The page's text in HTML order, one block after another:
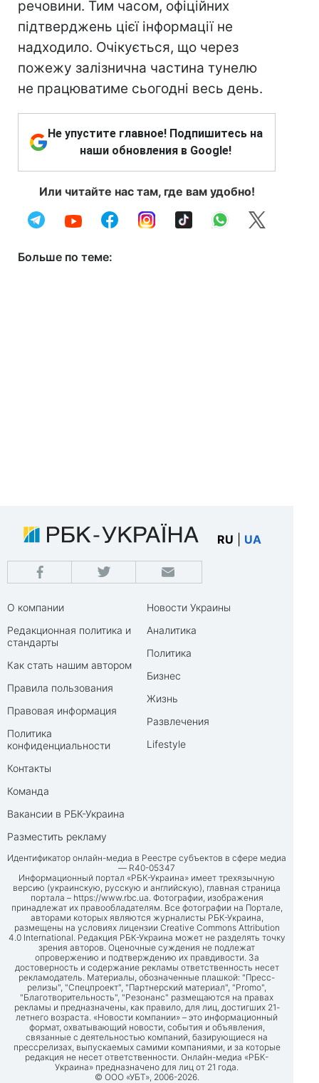
речовини. Тим часом, офіційних
підтверджень цієї інформації не
надходило. Очікується, що через
пожежу залізнична частина тунелю
не працюватиме сьогодні весь день.
Не упустите главное! Подпишитесь на
наши обновления в Google!
Или читайте нас там, где вам удобно!
Больше по теме:
RU UA
О компании
Редакционная политика и
стандарты
Как стать нашим автором
Правила пользования
Правовая информация
Политика
конфиденциальности
Контакты
Команда
Вакансии в РБК-Украина
Разместить рекламу
Новости Украины
Аналитика
Политика
Бизнес
Жизнь
Развлечения
Lifestyle
Идентификатор онлайн-медиа в Реестре субъектов в сфере медиа
— R40-05347
Информационный портал «РБК-Украина» имеет трехязычную
версию (украинскую, русскую и английскую), главная страница
портала – https://www.rbc.ua. Фотографии, изображения
принадлежат их правообладателям. Все фотографии на Портале,
авторами которых являются журналисты РБК-Украина,
размещены на условиях лицензии Creative Commons Attribution
4.0 International. Редакция РБК-Украина может не разделять точку
зрения авторов. Оценочные суждения не подлежат
опровержению и подтверждению их правдивости. За
достоверность и содержание рекламы ответственность несет
рекламодатель. Материалы, обозначенные плашкой: "Пресс-
релизы", "Спецпроект", "Партнерский материал", "Promo",
"Благотворительность", "Резонанс" размещаются на правах
рекламы и предназначены, как правило, для лиц, достигших 21-
летнего возраста. «Новости компании» – это информационный
формат, охватывающий новости, события и объявления,
связанные с деятельностью компаний, базирующиеся на
прессрелизах, выпускаемых самими компаниями, и за которые
редакция не несет ответственности. Онлайн-медиа «РБК-
Украина» предназначено для лиц от 21 года.
© ООО «УБТ», 2006-2026.